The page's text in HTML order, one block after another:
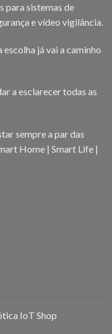
para sistemas de
e vídeo vigilância.
escolha já vai a caminho
a esclarecer todas as
sempre a par das
Home | Smart Life |
IoT Shop